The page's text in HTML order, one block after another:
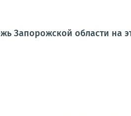
Запорожской области на